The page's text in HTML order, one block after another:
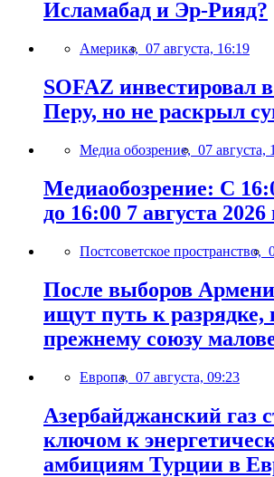
Исламабад и Эр-Рияд?
Америка, 07 августа, 16:19
SOFAZ инвестировал
Перу, но не раскрыл
Медиа обозрение, 07 августа,
Медиаобозрение: С
до 16:00 7 августа 2026
Постсоветское пространство,
После выборов
ищут путь к разрядке,
прежнему союзу
Европа, 07 августа, 09:23
Азербайджанский газ
ключом к
амбициям Турции в